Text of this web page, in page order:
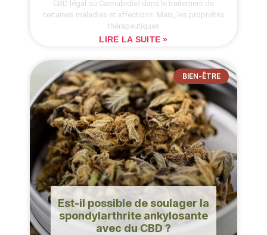
CBD légal ou Cannabidiol dans le traitement de
certaines maladies et affections. Mais, les propriétés
thérapeutiques
LIRE LA SUITE »
BIEN-ÊTRE
Est-il possible de soulager la
spondylarthrite ankylosante
avec du CBD ?